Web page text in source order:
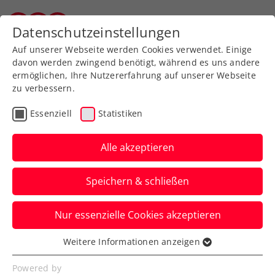
Liga
Mannschaftsmeisterschaft:
Die Termine 2022!
Sämtliche Meisterschaftstermine der
Allgemeinen Klasse, Senioren, Jugend
und Kids und auch der Spielbericht für
2022 sind nun online.
Verfasst von: Wolfgang Wonesch, 21.12.2021
Datenschutzeinstellungen
Auf unserer Webseite werden Cookies verwendet. Einige
davon werden zwingend benötigt, während es uns andere
ermöglichen, Ihre Nutzererfahrung auf unserer Webseite
zu verbessern.
Essenziell Statistiken
Alle akzeptieren
Speichern & schließen
Nur essenzielle Cookies akzeptieren
Essenziell
Essenzielle Cookies werden für grundlegende
Weitere Informationen anzeigen
Powered by